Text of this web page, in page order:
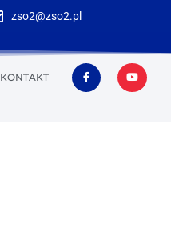
zso2@zso2.pl
KONTAKT